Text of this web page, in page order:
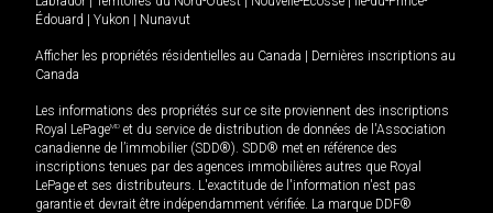
Édouard | Yukon | Nunavut
Afficher les propriétés résidentielles au Canada | Dernières inscriptions au
Canada
Les informations des propriétés sur ce site proviennent des inscriptions
Royal LePageMD et du service de distribution de données de l'Association
canadienne de l’immobilier (SDD®). SDD® met en référence des
inscriptions tenues par des agences immobilières autres que Royal
LePage et ses distributeurs. L'exactitude de l'information n'est pas
garantie et devrait être indépendamment vérifiée. La marque DDF®